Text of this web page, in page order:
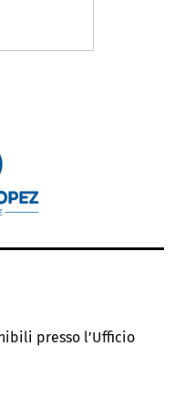
presso l’Ufficio